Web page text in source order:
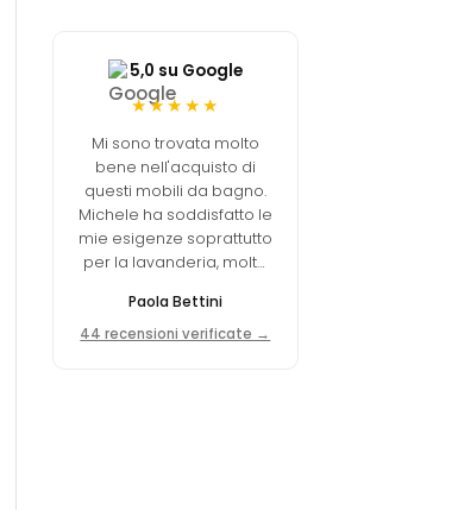
5,0 su Google
★★★★★
Mi sono trovata molto
bene nell'acquisto di
questi mobili da bagno.
Michele ha soddisfatto le
mie esigenze soprattutto
per la lavanderia, molto
equilibrio tra qualità e
prezzo.
Paola Bettini
44 recensioni verificate →